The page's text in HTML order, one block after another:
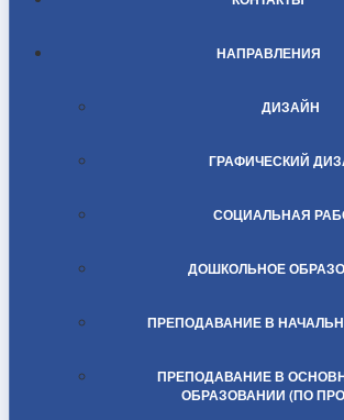
НАПРАВЛЕНИЯ
ДИЗАЙН
ГРАФИЧЕСКИЙ
СОЦИАЛЬНАЯ
ДОШКОЛЬНОЕ
ПРЕПОДАВАНИЕ В
ПРЕПОДАВАНИЕ В
ОБРАЗОВАНИИ (ПО